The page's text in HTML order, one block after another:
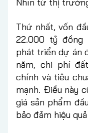
Nhìn từ thị
Thứ nhất, vốn
22.000 tỷ đồng
phát triển dự án
năm, chi phí
chính và tiêu
mạnh. Điều này
giá sản phẩm
bảo đảm hiệu